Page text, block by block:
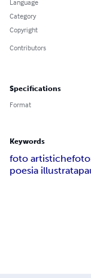
Language
Category
Copyright
Contributors
Specifications
Format
Keywords
foto artistiche
poesia illustrata